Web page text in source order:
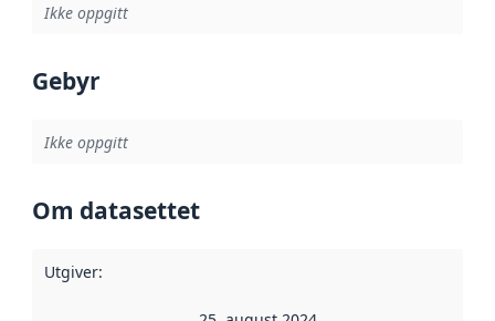
Ikke oppgitt
Gebyr
Ikke oppgitt
Om datasettet
Utgiver: